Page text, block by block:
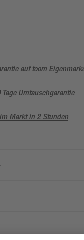
auf toom
Tage Umtauschgarantie
Markt in 2 Stunden